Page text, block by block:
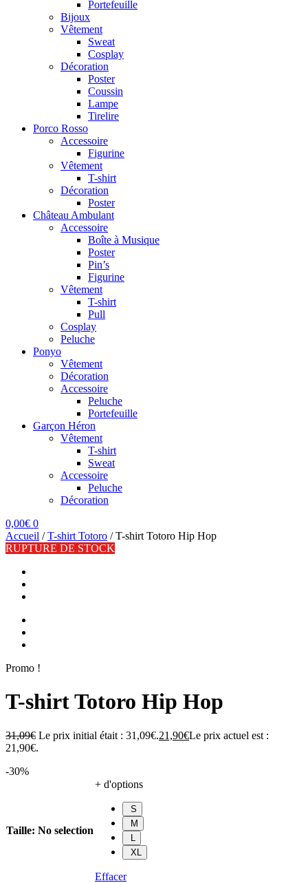
Portefeuille
Bijoux
Vêtement
Sweat
Cosplay
Décoration
Poster
Coussin
Lampe
Tirelire
Porco Rosso
Accessoire
Figurine
Vêtement
T-shirt
Décoration
Poster
Château Ambulant
Accessoire
Boîte à Musique
Poster
Pin’s
Figurine
Vêtement
T-shirt
Pull
Cosplay
Peluche
Ponyo
Vêtement
Décoration
Accessoire
Peluche
Portefeuille
Garçon Héron
Vêtement
T-shirt
Sweat
Accessoire
Peluche
Décoration
0,00€ 0
Accueil /T-shirt Totoro /T-shirt Totoro Hip Hop
RUPTURE DE STOCK
Promo !
T-shirt Totoro Hip Hop
31,09€ Le prix initial était : 31,09€.21,90€Le prix actuel est :
21,90€.
-30%
Taille: No selection
+ d'options
S
M
XL
Effacer